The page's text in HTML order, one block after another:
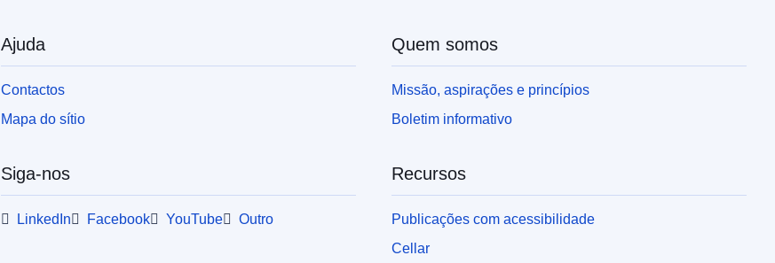
Ajuda
Contactos
Mapa do sítio
Siga-nos
LinkedIn Facebook YouTube Outro
Quem somos
Missão, aspirações e princípios
Boletim informativo
Recursos
Publicações com acessibilidade
Cellar